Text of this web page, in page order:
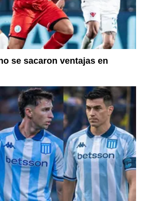
se sacaron ventajas en